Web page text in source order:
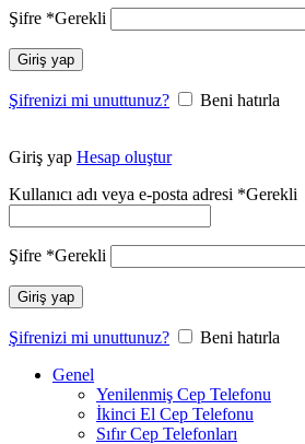
Şifre *Gerekli
Giriş yap
Şifrenizi mi unuttunuz? Beni hatırla
Giriş yap Hesap oluştur
Kullanıcı adı veya e-posta adresi *Gerekli
Şifre *Gerekli
Giriş yap
Şifrenizi mi unuttunuz?
Beni hatırla
Genel
Yenilenmiş Cep Telefonu
İkinci El Cep Telefonu
Sıfır Cep Telefonları